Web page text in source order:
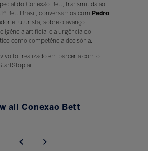
do Conexão Bett, transmitida ao
Bett Brasil, conversamos com Pedro
e futurista, sobre o avanço
artificial e a urgência do
como competência decisória.
foi realizado em parceria com o
all Conexao Bett